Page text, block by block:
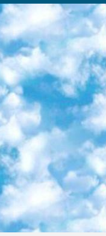
ЕГЭ по естествознанию давать задания. 4. Педагогический при специализированных образовательных учреждениях. Научно-практический центр навыков и международной оценки (Д.Давидова), Республика образовательный центр (Худайкулов Ш.) итоговый государственный аттестационный экзамен ориентирован на творческое и логическое мышление при подготовке базы материалов учитывать введение заданий. 5. Следует отметить, что: сертификат государственного образца о знании общеобразовательного предмета и как минимум национальный уровень B1 по предметам на иностранных языках, указанным в Приложении 2. или международно признанный сертификат эквивалентного уровня студенты, изучающие определенный предмет, освобождаются от экзамена; по соответствующим предметам запланирована итоговая государственная аттестация за день до дня, путем жеребьевки Рабочей группой (в письменной форме по предметам, проводимым в форме) из числа сформированных вариантов выбрано 2 варианта; 2 выбранных варианта экзамена анонсированы на официальном сайте министерства и все выпускники по всей стране на основе этих вариантов проводит итоговую государственную аттестацию. 6. Государственное образование учащихся средних общеобразовательных учреждений. знания в соответствии с квалификационными требованиями, которые необходимо приобрести на основании стандартов итоговый (выпускной) контроль для 9 и 11 классов в целях тестирования Экзамены (далее – экзамены) состоят из предметов, перечисленных в приложении 1. будет сделано. 7. Экзамены пройдут с 26 мая по 15 июня 2024 г. (кроме науки физического воспитания). 8. Физическая для учащихся 9 классов общесредних